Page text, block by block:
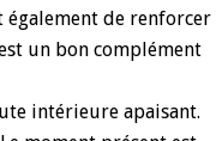
également de renforcer
un bon complément
intérieure apaisant.